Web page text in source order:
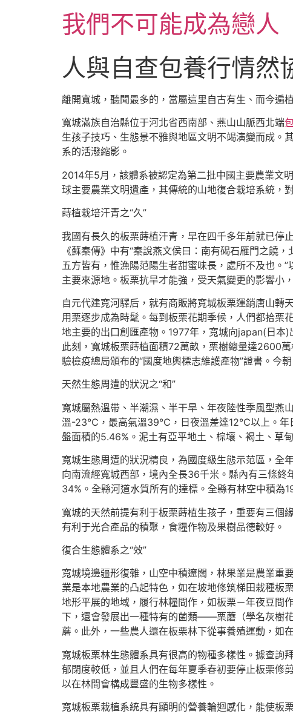
我們不可能成為戀人
人與自查包養行情然
離開寬城，聽聞最多的，當屬這里自古有生、而今遍
寬城滿族自治縣位于河北省西南部、燕山山脈西北端
生孩子技巧、生態景不雅與地區文明不竭演變而成。
系的活潑縮影。
2014年5月，該體系被認定為第二批中國主要農業文
球主要農業文明遺產，其傳統的山地復合栽培系統，
蒔植栽培汗青之“久”
我國有長久的板栗蒔植汗青，早在四千多年前就已停
《蘇秦傳》中有“秦說燕文侯曰：南有碣石雁門之饒
五方皆有，惟漁陽范陽生者甜蜜味長，處所不及也。
主要來源地。板栗抗旱才能強，受天氣變更的影響小
自元代建寬河驛后，就有商販將寬城板栗運銷唐山轉
用栗逐步成為時髦。每到板栗花期季候，人們都拾
地主要的出口創匯產物。1977年，寬城向japan(日本
此刻，寬城板栗蒔植面積72萬畝，栗樹總量達2600
驗檢疫總局頒布的“國度地輿標志維護產物”證書。今
天然生態周遭的狀況之“和”
寬城屬熱溫帶、半潮濕、半干旱、年夜陸性季風型
溫-23℃，最高氣溫39℃，日夜溫差達12℃以上。年
盤面積的5.46%。泥土有亞平地土、棕壤、褐土、草
寬城生態周遭的狀況精良，為國度級生態示范區，全
向南流經寬城西部，境內全長36千米。縣內有三條
34%。全縣河道水質所有的達標。全縣有林空中積為
寬城的天然前提有利于板栗蒔植生孩子，重要有三個
有利于光合產品的積聚，食糧作物及果樹品德較好。
復合生態體系之“效”
寬城境邊疆形復雜，山空中積遼闊，林果業是農業重
業是本地農業的凸起特色，如在坡地修筑梯田栽種板
地形平展的地域，履行林糧間作，如板栗－年夜豆間
下，還會發展出一種特有的菌類——栗蘑（學名灰樹
蘑。此外，一些農人還在板栗林下從事養殖運動，如
寬城板栗林生態體系具有很高的物種多樣性。據查
郁閉度較低，並且人們在每年夏季春初要停止板栗修
以在林間會構成豐盛的生物多樣性。
寬城板栗栽植系統具有顯明的營養輪迴感化，能使板